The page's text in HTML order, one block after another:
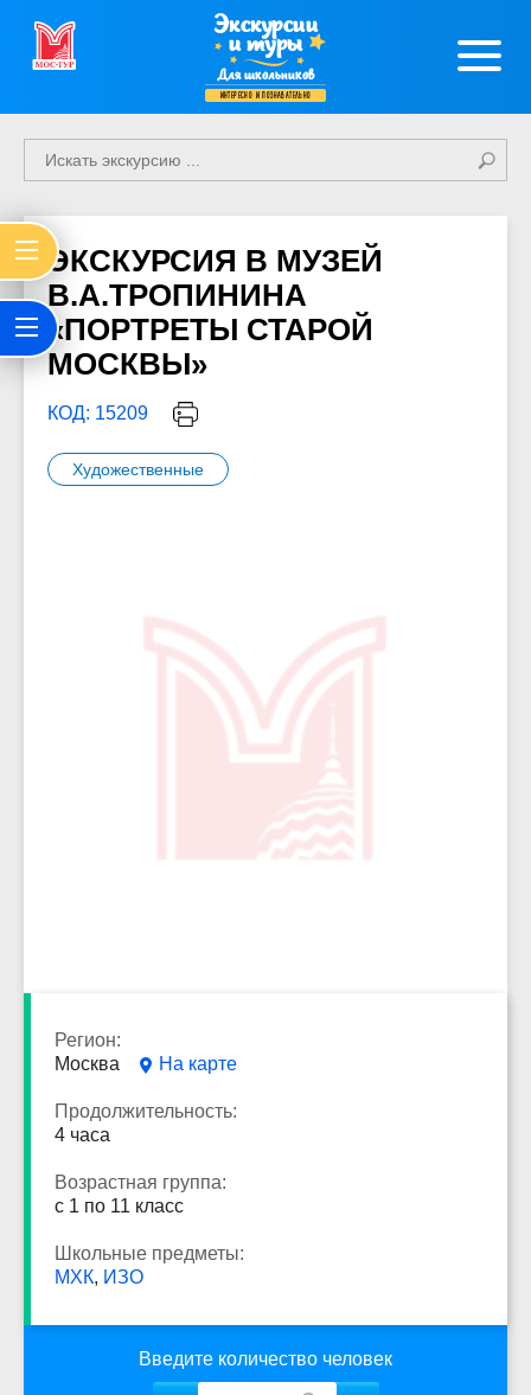
Экскурсии
и туры
Для школьников
интересно и познавательно
ЭКСКУРСИЯ В МУЗЕЙ
В.А.ТРОПИНИНА
«ПОРТРЕТЫ СТАРОЙ
МОСКВЫ»
КОД: 15209
Художественные
Регион:
Москва
На карте
Продолжительность:
4 часа
Возрастная группа:
с 1 по 11 класс
Школьные предметы:
МХК, ИЗО
Введите количество человек